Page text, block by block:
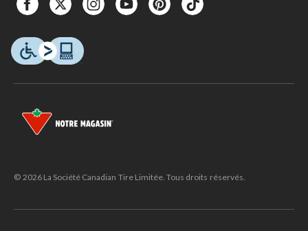
© 2026 La Société Canadian Tire Limitée. Tous droits réservés.